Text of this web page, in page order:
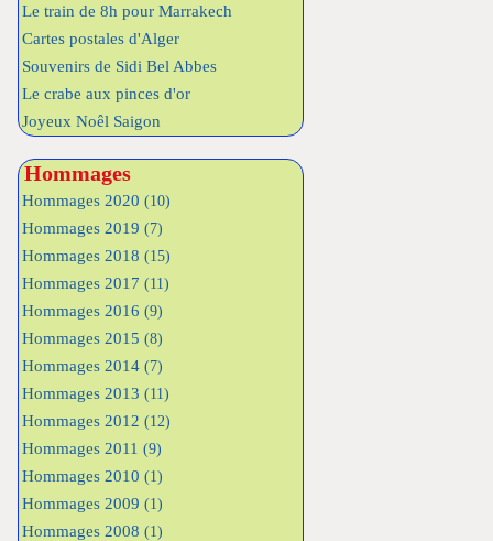
Le train de 8h pour Marrakech
Cartes postales d'Alger
Souvenirs de Sidi Bel Abbes
Le crabe aux pinces d'or
Joyeux Noêl Saigon
Hommages
Hommages 2020 (10)
Hommages 2019 (7)
Hommages 2018 (15)
Hommages 2017 (11)
Hommages 2016 (9)
Hommages 2015 (8)
Hommages 2014 (7)
Hommages 2013 (11)
Hommages 2012 (12)
Hommages 2011 (9)
Hommages 2010 (1)
Hommages 2009 (1)
Hommages 2008 (1)